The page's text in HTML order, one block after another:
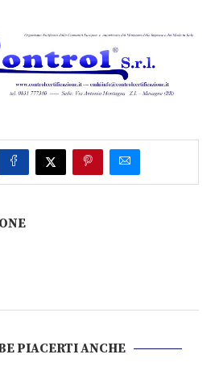
PIACERTI ANCHE